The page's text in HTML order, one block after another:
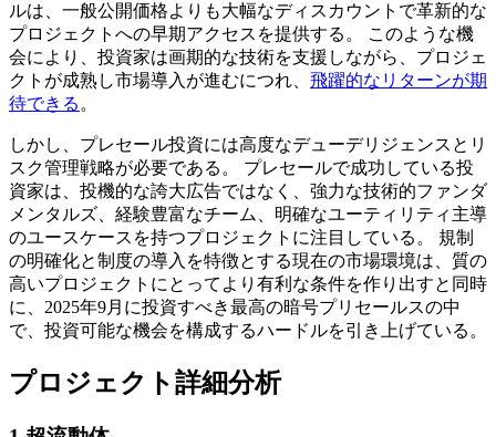
ルは、一般公開価格よりも大幅なディスカウントで革新的な
プロジェクトへの早期アクセスを提供する。 このような機
会により、投資家は画期的な技術を支援しながら、プロジェ
クトが成熟し市場導入が進むにつれ、 飛躍的なリターンが期
待できる 。
しかし、プレセール投資には高度なデューデリジェンスとリ
スク管理戦略が必要である。 プレセールで成功している投
資家は、投機的な誇大広告ではなく、強力な技術的ファンダ
メンタルズ、経験豊富なチーム、明確なユーティリティ主導
のユースケースを持つプロジェクトに注目している。 規制
の明確化と制度の導入を特徴とする現在の市場環境は、質の
高いプロジェクトにとってより有利な条件を作り出すと同時
に、2025年9月に投資すべき最高の暗号プリセールスの中
で、投資可能な機会を構成するハードルを引き上げている。
プロジェクト詳細分析